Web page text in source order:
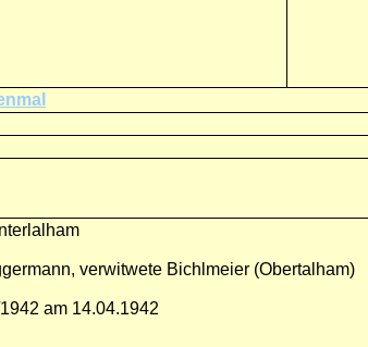
verwitwete Bichlmeier (Obertalham)
am 14.04.1942